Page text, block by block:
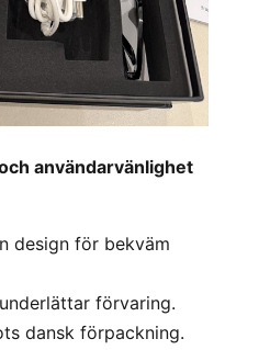
användarvänlighet
design för bekväm
förvaring.
dansk förpackning.